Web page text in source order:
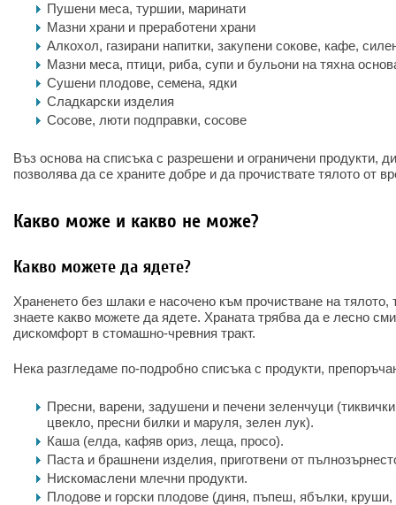
Пушени меса, туршии, маринати
Мазни храни и преработени храни
Алкохол, газирани напитки, закупени сокове, кафе,
Мазни меса, птици, риба, супи и бульони на тяхна
Сушени плодове, семена, ядки
Сладкарски изделия
Сосове, люти подправки, сосове
Въз основа на списъка с разрешени и ограничени продукти,
позволява да се храните добре и да прочиствате тялото от
Какво може и какво не може?
Какво можете да ядете?
Храненето без шлаки е насочено към прочистване на тялото,
знаете какво можете да ядете. Храната трябва да е лесно
дискомфорт в стомашно-чревния тракт.
Нека разгледаме по-подробно списъка с продукти,
Пресни, варени, задушени и печени зеленчуци
цвекло, пресни билки и маруля, зелен лук).
Каша (елда, кафяв ориз, леща, просо).
Паста и брашнени изделия, приготвени от
Нискомаслени млечни продукти.
Плодове и горски плодове (диня, пъпеш, ябълки, круши,